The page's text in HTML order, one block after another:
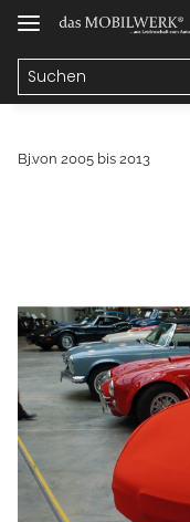
Bj.von 2005 bis 2013